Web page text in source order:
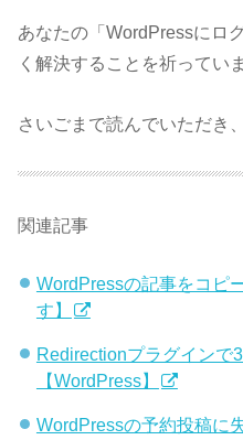
あなたの「WordPressにロ
く解決することを祈ってい
さいごまで読んでいただき
関連記事
WordPressの記事をコピ
す】
Redirectionプラグインで
【WordPress】
WordPressの予約投稿に